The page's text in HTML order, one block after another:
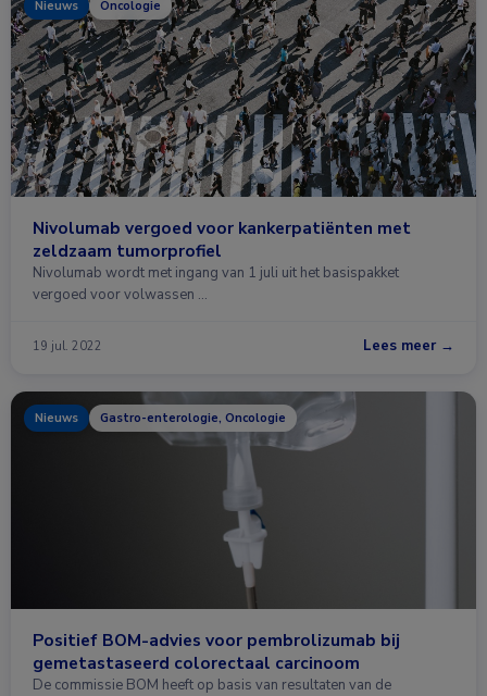
Nieuws Oncologie
Nivolumab vergoed voor kankerpatiënten met
zeldzaam tumorprofiel
Nivolumab wordt met ingang van 1 juli uit het basispakket
vergoed voor volwassen …
19 jul. 2022 Lees meer →
Nieuws Gastro-enterologie, Oncologie
Positief BOM-advies voor pembrolizumab bij
gemetastaseerd colorectaal carcinoom
De commissie BOM heeft op basis van resultaten van de